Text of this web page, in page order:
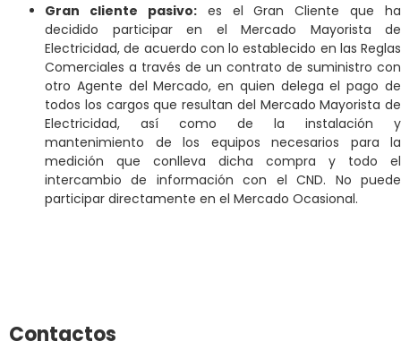
Gran cliente pasivo:es el Gran Cliente que ha
decidido participar en el Mercado Mayorista de
Electricidad, de acuerdo con lo establecido en las Reglas
Comerciales a través de un contrato de suministro con
otro Agente del Mercado, en quien delega el pago de
todos los cargos que resultan del Mercado Mayorista de
Electricidad, así como de la instalación y
mantenimiento de los equipos necesarios para la
medición que conlleva dicha compra y todo el
intercambio de información con el CND. No puede
participar directamente en el Mercado Ocasional.
Contactos